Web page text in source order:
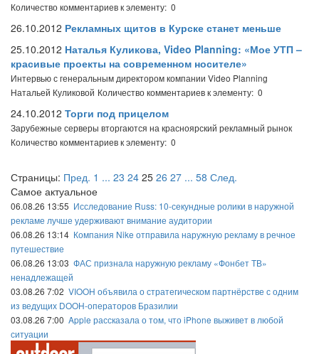
Количество комментариев к элементу: 0
26.10.2012 Рекламных щитов в Курске станет меньше
25.10.2012 Наталья Куликова, Video Planning: «Мое УТП –
красивые проекты на современном носителе»
Интервью с генеральным директором компании Video Planning
Натальей Куликовой Количество комментариев к элементу: 0
24.10.2012 Торги под прицелом
Зарубежные серверы вторгаются на красноярский рекламный рынок
Количество комментариев к элементу: 0
Страницы: Пред. 1 ... 23 24 25 26 27 ... 58 След.
Самое актуальное
06.08.26 13:55 Исследование Russ: 10-секундные ролики в наружной
рекламе лучше удерживают внимание аудитории
06.08.26 13:14 Компания Nike отправила наружную рекламу в речное
путешествие
06.08.26 13:03 ФАС признала наружную рекламу «Фонбет ТВ»
ненадлежащей
03.08.26 7:02 VIOOH объявила о стратегическом партнёрстве с одним
из ведущих DOOH-операторов Бразилии
03.08.26 7:00 Apple рассказала о том, что iPhone выживет в любой
ситуации